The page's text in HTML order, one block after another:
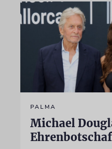
PALMA
Michael